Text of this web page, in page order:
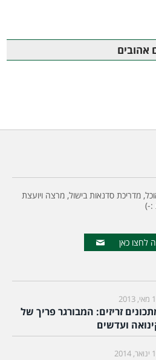
אהובים
מדריכת סדנאות בישול, מרצה ויועצת
:-)
לחצו כאן
זריזים: המבורגר פריך של
ועדשים